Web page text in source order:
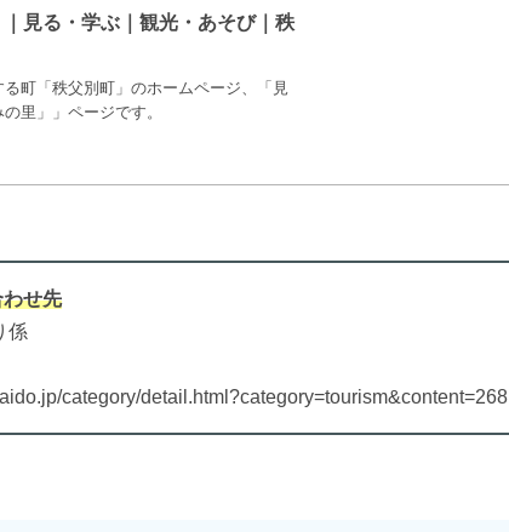
見る・学ぶ｜観光・あそび｜秩
町「秩父別町」のホームページ、「見
里」」ページです。
せ先
係
category/detail.html?category=tourism&content=268